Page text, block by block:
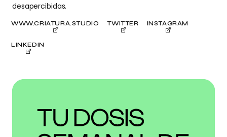
desapercibidas.
WWW.CRIATURA.STUDIO TWITTER INSTAGRAM
LINKEDIN